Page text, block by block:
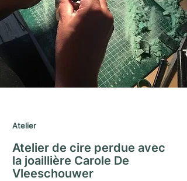
Atelier
Atelier de cire perdue avec
la joaillière Carole De
Vleeschouwer